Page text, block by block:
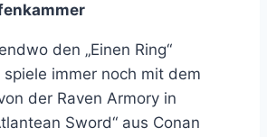
den „Einen Ring“
immer noch mit dem
der Raven Armory in
Sword“ aus Conan